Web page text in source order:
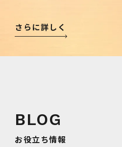
さらに詳しく
お役立ち情報